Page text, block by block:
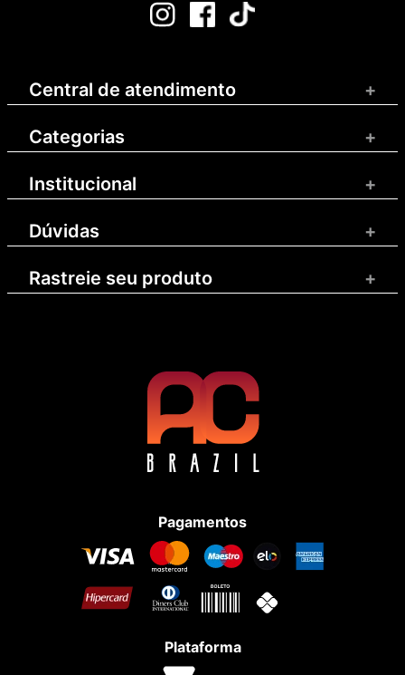
Central de atendimento +
Categorias +
Institucional +
Dúvidas +
Rastreie seu produto +
Pagamentos
Plataforma